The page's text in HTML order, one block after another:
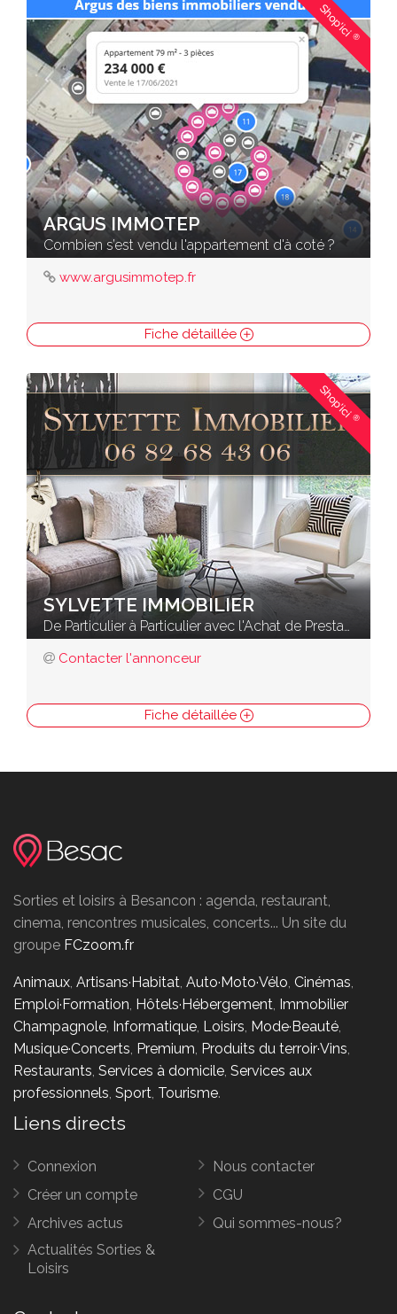
Shop'ici®
ARGUS IMMOTEP
Combien s’est vendu l'appartement d'à coté ?
www.argusimmotep.fr
Fiche détaillée
Shop'ici®
SYLVETTE IMMOBILIER
De Particulier à Particulier avec l'Achat de Prestation Immobilière
Contacter l'annonceur
Fiche détaillée
Sorties et loisirs à Besancon : agenda, restaurant,
cinema, rencontres musicales, concerts... Un site du
groupe FCzoom.fr
Animaux, Artisans·Habitat, Auto·Moto·Vélo, Cinémas,
Emploi·Formation, Hôtels·Hébergement, Immobilier
Champagnole, Informatique, Loisirs, Mode·Beauté,
Musique·Concerts, Premium, Produits du terroir·Vins,
Restaurants, Services à domicile, Services aux
professionnels, Sport, Tourisme.
Liens directs
Connexion
Créer un compte
Archives actus
Actualités Sorties &
Loisirs
Nous contacter
CGU
Qui sommes-nous?